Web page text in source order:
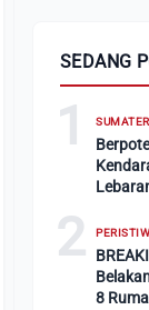
SEDANG
1
2
8